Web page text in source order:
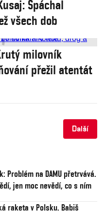
Spáchal
všech dob
milovník
přežil atentát
Další
Problém na DAMU přetrvává.
jen moc nevědí, co s ním
raketa v Polsku. Babiš